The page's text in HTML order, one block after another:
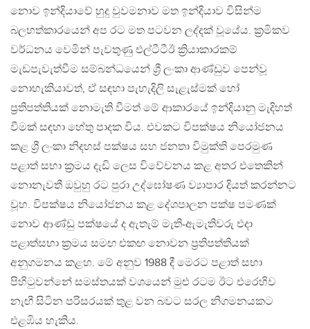
නොව ඉන්දියාවේ හුදු වුවමනාව මත ඉන්දියාව විසින්ම
බලහත්කාරයෙන් අප රට මත පටවන ලද්දක් වූයේය. ක්‍රමිකව
වර්ධනය වෙමින් පැවතුණු එල්ටීටීඊ ක්‍රියාකාරකම්
මැඩපැවැත්වීම සම්බන්ධයෙන් ශ්‍රී ලංකා ආණ්ඩුව පෙන්වූ
නොහැකියාවත්, ඒ සඳහා පැහැදිලි සැළැස්මක් හෝ
ප්‍රතිපත්තියක් නොමැති වීමත් මේ ආකාරයේ ඉන්දියානු මැදිහත්
වීමක් සඳහා හේතු පාදක විය. එවකට විපක්ෂය නියෝජනය
කළ ශ්‍රී ලංකා නිදහස් පක්ෂය සහ ජනතා විමුක්ති පෙරමුණ
පළාත් සභා ක්‍රමය දැඩි ලෙස විවේචනය කළ අතර එතෙකින්
නොනැවතී ඔවුහු රට පුරා උද්ඝෝෂණ ව්‍යාපාර දියත් කරන්නට
වූහ. විපක්ෂය නියෝජනය කළ දේශපාලන පක්ෂ පමණක්
නොව ආණ්ඩු පක්ෂයේ ද ඇතැම් මැති-ඇමැතිවරු එදා
පළාත්සභා ක්‍රමය සමඟ එකඟ නොවන ප්‍රතිපත්තියක්
අනුගමනය කළහ. මේ අනුව 1988 දී මෙරට පළාත් සභා
පිහිටුවන්නේ සමස්තයක් වශයෙන් මුළු රටම ඊට එරෙහිව
නැඟී සිටින පරිසරයක් තුළ වන බවට සරල නිගමනයකට
එළඹිය හැකිය.